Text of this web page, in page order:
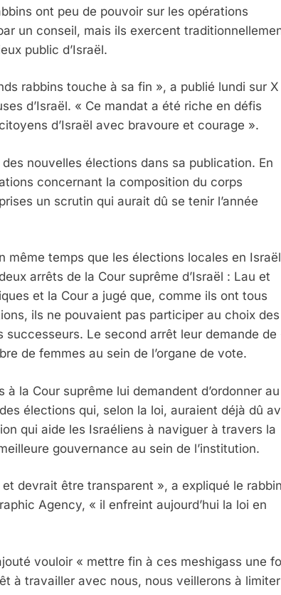
ont peu de pouvoir sur les opérations
un conseil, mais ils exercent
public d’Israël.
rabbins touche à sa fin », a publié lundi sur X
d’Israël. « Ce mandat a été riche en défis
d’Israël avec bravoure et courage ».
nouvelles élections dans sa publication. En
concernant la composition du corps
un scrutin qui aurait dû se tenir l’année
temps que les élections locales en
arrêts de la Cour suprême d’Israël : Lau et
et la Cour a jugé que, comme ils ont tous
ils ne pouvaient pas participer au choix des
successeurs. Le second arrêt leur demande de
de femmes au sein de l’organe de vote.
la Cour suprême lui demandent d’ordonner au
élections qui, selon la loi, auraient déjà dû
qui aide les Israéliens à naviguer à travers la
gouvernance au sein de l’institution.
devrait être transparent », a expliqué le rabbin
Agency, « il enfreint aujourd’hui la loi en
vouloir « mettre fin à ces meshigass une
à travailler avec nous, nous veillerons à limiter
Selon Le Rapport D’ADL Contre